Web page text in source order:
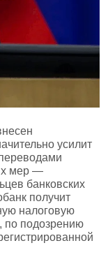
усилит
мер —
банковских
получит
налоговую
по подозрению